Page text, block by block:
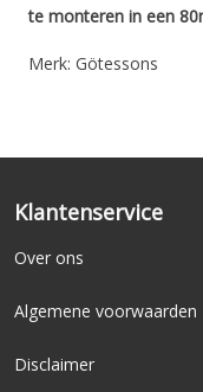
te monteren in een
Merk: Götessons
Klantenservice
Over ons
Algemene voorwaarden
Disclaimer